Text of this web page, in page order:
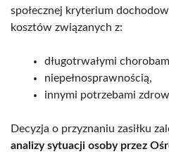
społecznej kryterium
kosztów związanych z:
długotrwałymi
niepełnosprawnością,
innymi potrzebami
Decyzja o przyznaniu zasiłku
analizy sytuacji osoby przez